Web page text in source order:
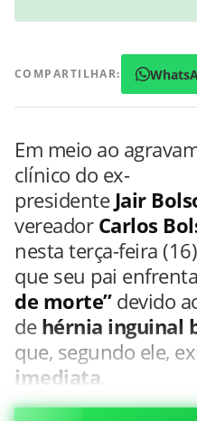
COMPARTILHAR:
Em meio ao
clínico do ex-
presidente Jair
vereador Carlos
nesta terça-feira
que seu pai
de morte”devido
de hérnia inguinal
que, segundo ele,
imediata